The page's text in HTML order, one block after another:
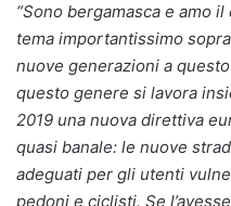
“Sono bergamasca e amo
tema importantissimo
nuove generazioni a
questo genere si lavora
2019 una nuova direttiva
quasi banale: le nuove
adeguati per gli utenti
pedoni e ciclisti. Se